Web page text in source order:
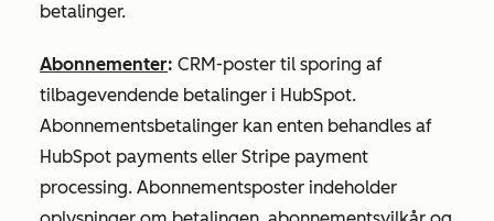
betalinger.
Abonnementer: CRM-poster til sporing af
tilbagevendende betalinger i HubSpot.
Abonnementsbetalinger kan enten behandles af
HubSpot payments eller Stripe payment
processing. Abonnementsposter indeholder